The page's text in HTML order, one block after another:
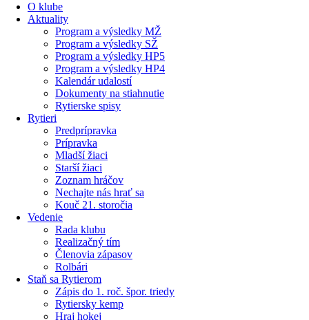
O klube
Aktuality
Program a výsledky MŽ
Program a výsledky SŽ
Program a výsledky HP5
Program a výsledky HP4
Kalendár udalostí
Dokumenty na stiahnutie
Rytierske spisy
Rytieri
Predprípravka
Prípravka
Mladší žiaci
Starší žiaci
Zoznam hráčov
Nechajte nás hrať sa
Kouč 21. storočia
Vedenie
Rada klubu
Realizačný tím
Členovia zápasov
Rolbári
Staň sa Rytierom
Zápis do 1. roč. špor. triedy
Rytiersky kemp
Hraj hokej